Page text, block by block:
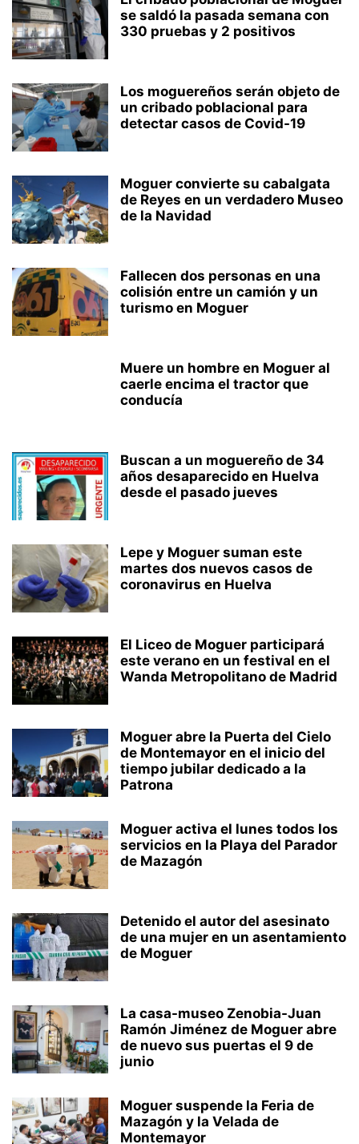
ZALAMEA LA REAL
se saldó la pasada semana con
330 pruebas y 2 positivos
Los moguereños serán objeto de
un cribado poblacional para
detectar casos de Covid-19
Moguer convierte su cabalgata
de Reyes en un verdadero Museo
de la Navidad
Fallecen dos personas en una
colisión entre un camión y un
turismo en Moguer
Muere un hombre en Moguer al
caerle encima el tractor que
conducía
Buscan a un moguereño de 34
años desaparecido en Huelva
desde el pasado jueves
Lepe y Moguer suman este
martes dos nuevos casos de
coronavirus en Huelva
El Liceo de Moguer participará
este verano en un festival en el
Wanda Metropolitano de Madrid
Moguer abre la Puerta del Cielo
de Montemayor en el inicio del
tiempo jubilar dedicado a la
Patrona
Moguer activa el lunes todos los
servicios en la Playa del Parador
de Mazagón
Detenido el autor del asesinato
de una mujer en un asentamiento
de Moguer
La casa-museo Zenobia-Juan
Ramón Jiménez de Moguer abre
de nuevo sus puertas el 9 de
junio
Moguer suspende la Feria de
Mazagón y la Velada de
Montemayor